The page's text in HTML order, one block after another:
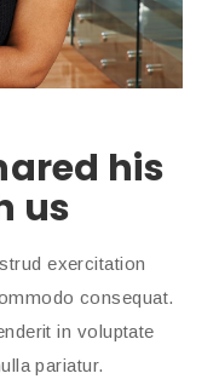
his
us
exercitation
consequat.
in voluptate
pariatur.